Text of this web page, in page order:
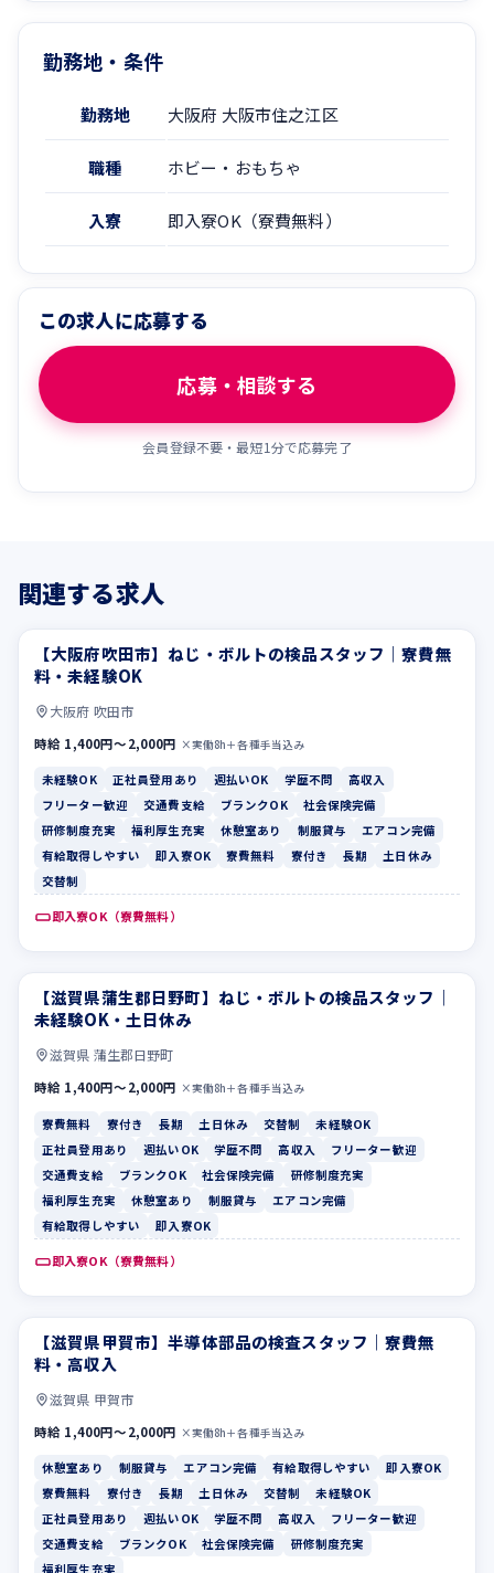
勤務地・条件
勤務地 大阪府 大阪市住之江区
職種 ホビー・おもちゃ
入寮 即入寮OK（寮費無料）
この求人に応募する
応募・相談する
会員登録不要・最短1分で応募完了
関連する求人
未経験OK 正社員登用あり
【大阪府吹田市】ねじ・ボルトの検品スタッフ｜寮費無
料・未経験OK
大阪府 吹田市
時給 1,400円〜2,000円 ×実働8h＋各種手当込み
未経験OK 正社員登用あり 週払いOK 学歴不問
高収入
フリーター歓迎
交通費支給 ブランクOK
社会保険完備
研修制度充実
福利厚生充実 休憩室あり 制服貸与
エアコン完備
有給取得しやすい
即入寮OK 寮費無料 寮付き 長期
土日休み
交替制
即入寮OK（寮費無料）
寮費無料 寮付き
【滋賀県蒲生郡日野町】ねじ・ボルトの検品スタッフ｜
未経験OK・土日休み
滋賀県 蒲生郡日野町
時給 1,400円〜2,000円 ×実働8h＋各種手当込み
寮費無料 寮付き 長期 土日休み 交替制
未経験OK
正社員登用あり
週払いOK 学歴不問 高収入
フリーター歓迎
交通費支給
ブランクOK 社会保険完備
研修制度充実
福利厚生充実
休憩室あり 制服貸与
エアコン完備
有給取得しやすい
即入寮OK
即入寮OK（寮費無料）
休憩室あり 制服貸与
【滋賀県甲賀市】半導体部品の検査スタッフ｜寮費無
料・高収入
滋賀県 甲賀市
時給 1,400円〜2,000円 ×実働8h＋各種手当込み
休憩室あり 制服貸与 エアコン完備 有給取得しやすい
即入寮OK
寮費無料
寮付き 長期 土日休み 交替制
未経験OK
正社員登用あり
週払いOK 学歴不問 高収入
フリーター歓迎
交通費支給
ブランクOK 社会保険完備
研修制度充実
福利厚生充実